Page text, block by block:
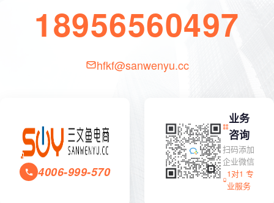
18956560497
hfkf@sanwenyu.cc
4006-999-570
业务
咨询
扫码添加
企业微信
1对1 专
业服务